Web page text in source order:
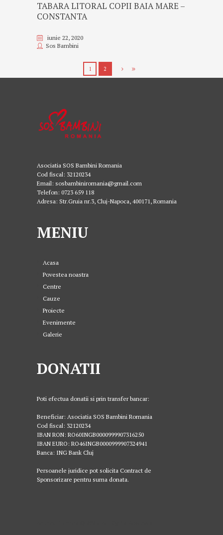
TABARA LITORAL COPII BAIA MARE –
CONSTANTA
iunie 22, 2020
Sos Bambini
1 2
Asociatia SOS Bambini Romania
Cod fiscal: 32120234
Email: sosbambiniromania@gmail.com
Telefon: 0723 659 118
Adresa: Str.Gruia nr.3, Cluj-Napoca, 400171, Romania
MENIU
Acasa
Povestea noastra
Centre
Cauze
Proiecte
Evenimente
Galerie
DONATII
Poti efectua donatii si prin transfer bancar:
Beneficiar: Asociatia SOS Bambini Romania
Cod fiscal: 32120234
IBAN RON: RO60INGB0000999907316250
IBAN EURO: RO46INGB0000999907324941
Banca: ING Bank Cluj
Persoanele juridice pot solicita Contract de
Sponsorizare pentru suma donata.